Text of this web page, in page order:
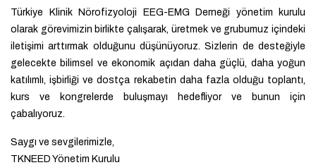
Türkiye Klinik Nörofizyoloji EEG-EMG Derneği yönetim kurulu
olarak görevimizin birlikte çalışarak, üretmek ve grubumuz içindeki
iletişimi arttırmak olduğunu düşünüyoruz. Sizlerin de desteğiyle
gelecekte bilimsel ve ekonomik açıdan daha güçlü, daha yoğun
katılımlı, işbirliği ve dostça rekabetin daha fazla olduğu toplantı,
kurs ve kongrelerde buluşmayı hedefliyor ve bunun için
çabalıyoruz.
Saygı ve sevgilerimizle,
TKNEED Yönetim Kurulu